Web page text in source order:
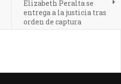
Elizabeth Peralta se
entrega a la justicia tras
orden de captura